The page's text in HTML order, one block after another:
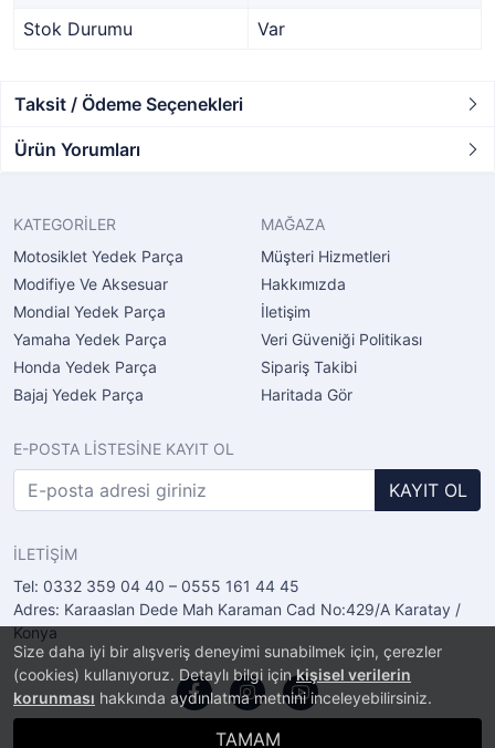
Size daha iyi bir alışveriş deneyimi sunabilmek için, çerezler
(cookies) kullanıyoruz. Detaylı bilgi içinkişisel verilerin
korunması hakkında aydınlatma metnini inceleyebilirsiniz.
TAMAM
Stok Durumu
Var
Taksit / Ödeme Seçenekleri
Ürün Yorumları
KATEGORİLER
Motosiklet Yedek Parça
Modifiye Ve Aksesuar
Mondial Yedek Parça
Yamaha Yedek Parça
Honda Yedek Parça
Bajaj Yedek Parça
MAĞAZA
Müşteri Hizmetleri
Hakkımızda
İletişim
Veri Güveniği Politikası
Sipariş Takibi
Haritada Gör
E-POSTA LİSTESİNE KAYIT OL
KAYIT OL
İLETİŞİM
Tel: 0332 359 04 40 – 0555 161 44 45
Adres: Karaaslan Dede Mah Karaman Cad No:429/A Karatay /
Konya